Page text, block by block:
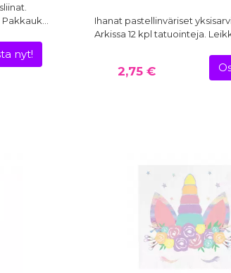
Pakkauk…
nyt!
Ihanat pastellinväriset
Arkissa 12 kpl tatuointeja.
2,75 €